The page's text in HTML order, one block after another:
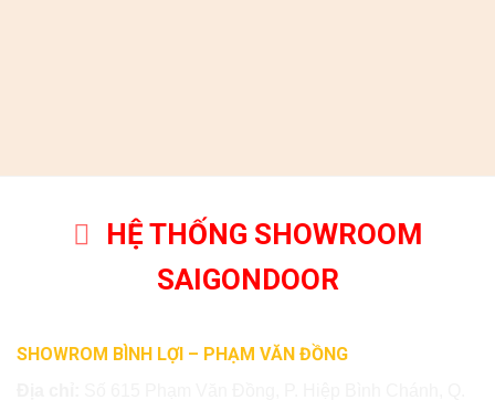
HỆ THỐNG SHOWROOM
SAIGONDOOR
SHOWROM BÌNH LỢI – PHẠM VĂN ĐỒNG